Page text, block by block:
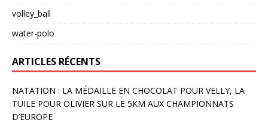
volley_ball
water-polo
ARTICLES RÉCENTS
NATATION : LA MÉDAILLE EN CHOCOLAT POUR VELLY, LA
TUILE POUR OLIVIER SUR LE 5KM AUX CHAMPIONNATS
D’EUROPE